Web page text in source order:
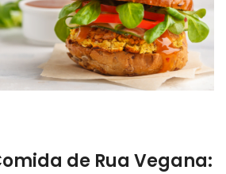
de Rua Vegana: